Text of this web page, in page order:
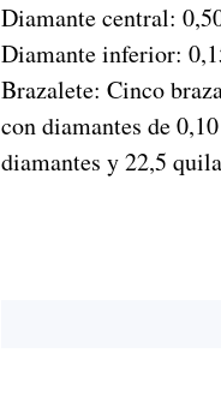
Diamante central:
Diamante inferior:
Brazalete: Cinco
con diamantes de
diamantes y 22,5